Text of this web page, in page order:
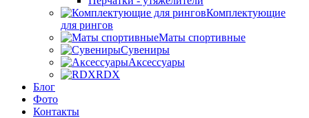
Комплектующие
для рингов
Маты спортивные
Сувениры
Аксессуары
RDX
Блог
Фото
Контакты